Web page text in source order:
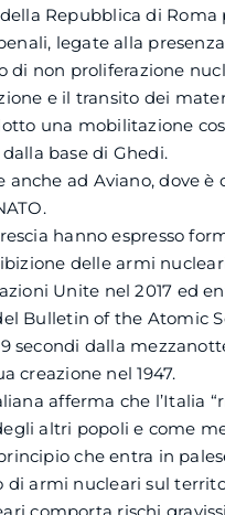
Repubblica di
legate alla
non proliferazione
e il transito dei
una mobilitazione
base di Ghedi.
anche ad Aviano, dove
hanno espresso
delle armi
Unite nel 2017 ed
Bulletin of the Atomic
secondi dalla
creazione nel 1947.
afferma che l’Italia
altri popoli e come
che entra in
di armi nucleari sul